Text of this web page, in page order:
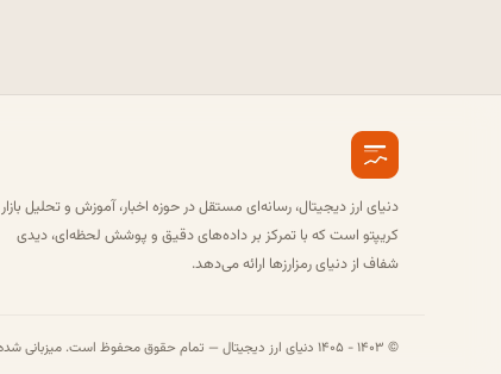
دنیای ارز دیجیتال، رسانه‌ای مستقل در حوزه اخبار، آموزش و تحلیل بازار
کریپتو است که با تمرکز بر داده‌های دقیق و پوشش لحظه‌ای، دیدی
شفاف از دنیای رمزارزها ارائه می‌دهد.
© ۱۴۰۳ - ۱۴۰۵ دنیای ارز دیجیتال — تمام حقوق محفوظ است. میزبانی شده توسط سرورهای قدرتمند شتابان هاست